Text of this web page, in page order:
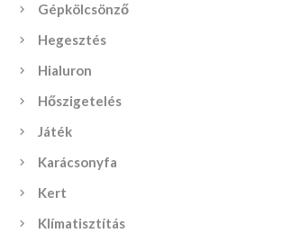
Gépkölcsönző
Hegesztés
Hialuron
Hőszigetelés
Játék
Karácsonyfa
Kert
Klímatisztítás